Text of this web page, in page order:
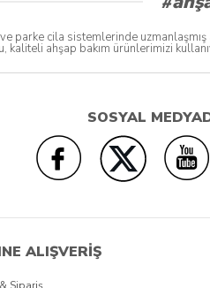
parke cila sistemlerinde
ahşap bakım ürünlerimizi
SOSYAL
ALIŞVERİŞ
Sipariş